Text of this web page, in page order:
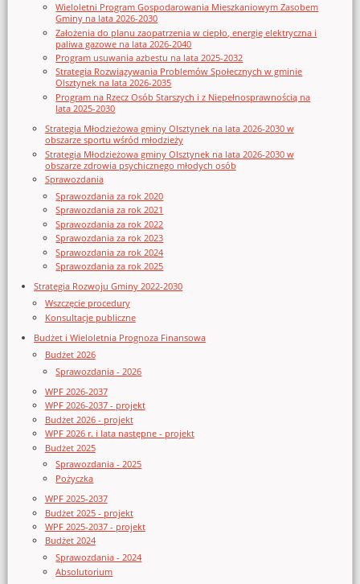
Wieloletni Program Gospodarowania Mieszkaniowym Zasobem
Gminy na lata 2026-2030
Założenia do planu zaopatrzenia w ciepło, energię elektryczna i
paliwa gazowe na lata 2026-2040
Program usuwania azbestu na lata 2025-2032
Strategia Rozwiązywania Problemów Społecznych w gminie
Olsztynek na lata 2026-2035
Program na Rzecz Osób Starszych i z Niepełnosprawnością na
lata 2025-2030
Strategia Młodzieżowa gminy Olsztynek na lata 2026-2030 w
obszarze sportu wśród młodzieży
Strategia Młodzieżowa gminy Olsztynek na lata 2026-2030 w
obszarze zdrowia psychicznego młodych osób
Sprawozdania
Sprawozdania za rok 2020
Sprawozdania za rok 2021
Sprawozdania za rok 2022
Sprawozdania za rok 2023
Sprawozdania za rok 2024
Sprawozdania za rok 2025
Strategia Rozwoju Gminy 2022-2030
Wszczęcie procedury
Konsultacje publiczne
Budżet i Wieloletnia Prognoza Finansowa
Budżet 2026
Sprawozdania - 2026
WPF 2026-2037
WPF 2026-2037 - projekt
Budżet 2026 - projekt
WPF 2026 r. i lata następne - projekt
Budżet 2025
Sprawozdania - 2025
Pożyczka
WPF 2025-2037
Budżet 2025 - projekt
WPF 2025-2037 - projekt
Budżet 2024
Sprawozdania - 2024
Absolutorium